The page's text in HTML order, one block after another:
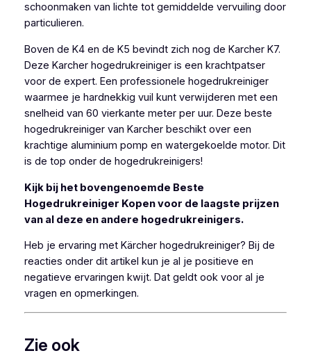
schoonmaken van lichte tot gemiddelde vervuiling door
particulieren.
Boven de K4 en de K5 bevindt zich nog de Karcher K7.
Deze Karcher hogedrukreiniger is een krachtpatser
voor de expert. Een professionele hogedrukreiniger
waarmee je hardnekkig vuil kunt verwijderen met een
snelheid van 60 vierkante meter per uur. Deze beste
hogedrukreiniger van Karcher beschikt over een
krachtige aluminium pomp en watergekoelde motor. Dit
is de top onder de hogedrukreinigers!
Kijk bij het bovengenoemde Beste
Hogedrukreiniger Kopen voor de laagste prijzen
van al deze en andere hogedrukreinigers.
Heb je ervaring met Kärcher hogedrukreiniger? Bij de
reacties onder dit artikel kun je al je positieve en
negatieve ervaringen kwijt. Dat geldt ook voor al je
vragen en opmerkingen.
Zie ook